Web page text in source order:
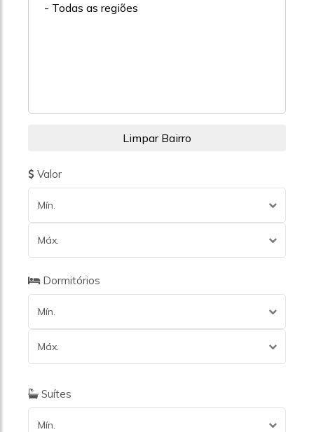
- Todas as regiões
Valor
Mín.
Máx.
Dormitórios
Mín.
Máx.
Suítes
Mín.